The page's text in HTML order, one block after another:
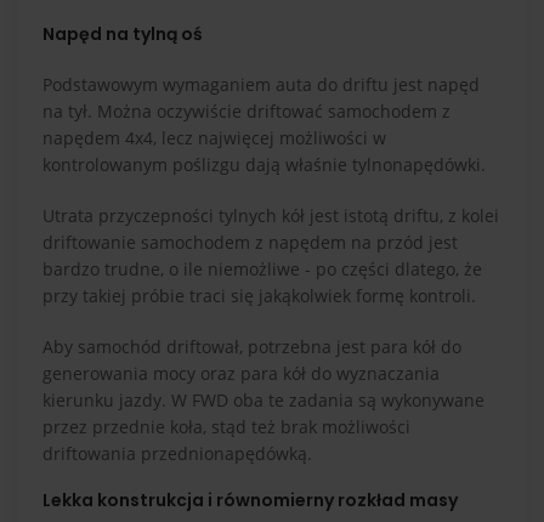
Napęd na tylną oś
Podstawowym wymaganiem auta do driftu jest napęd
na tył. Można oczywiście driftować samochodem z
napędem 4x4, lecz najwięcej możliwości w
kontrolowanym poślizgu dają właśnie tylnonapędówki.
Utrata przyczepności tylnych kół jest istotą driftu, z kolei
driftowanie samochodem z napędem na przód jest
bardzo trudne, o ile niemożliwe - po części dlatego, że
przy takiej próbie traci się jakąkolwiek formę kontroli.
Aby samochód driftował, potrzebna jest para kół do
generowania mocy oraz para kół do wyznaczania
kierunku jazdy. W FWD oba te zadania są wykonywane
przez przednie koła, stąd też brak możliwości
driftowania przednionapędówką.
Lekka konstrukcja i równomierny rozkład masy